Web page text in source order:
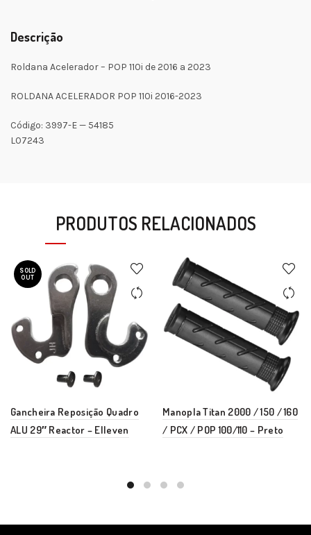
Descrição
Roldana Acelerador – POP 110i de 2016 a 2023
ROLDANA ACELERADOR POP 110i 2016-2023
Código: 3997-E — 54185
L07243
PRODUTOS RELACIONADOS
SOLD
OUT
Gancheira Reposição Quadro
ALU 29″ Reactor – Elleven
Manopla Titan 2000 / 150 / 160
/ PCX / POP 100/110 – Preto